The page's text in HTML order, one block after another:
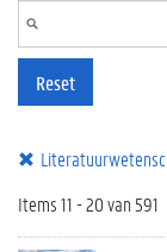
Reset
Items 11 - 20 van 591